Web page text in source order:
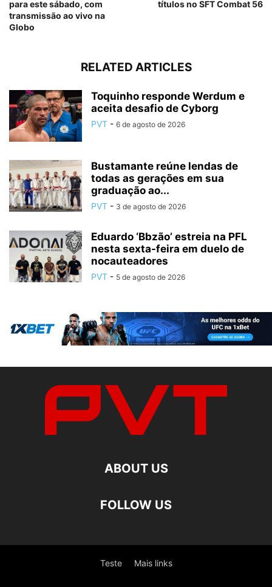
para este sábado, com
transmissão ao vivo na
Globo
títulos no SFT Combat 56
RELATED ARTICLES
Toquinho responde Werdum e
aceita desafio de Cyborg
PVT - 6 de agosto de 2026
Bustamante reúne lendas de
todas as gerações em sua
graduação ao...
PVT - 3 de agosto de 2026
Eduardo ‘Bbzão’ estreia na PFL
nesta sexta-feira em duelo de
nocauteadores
PVT - 5 de agosto de 2026
ABOUT US
FOLLOW US
Teste Mais links